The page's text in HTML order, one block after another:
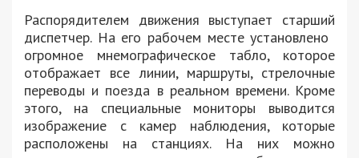
Распорядителем движения выступает старший
диспетчер. На его рабочем месте установлено ​​
огромное мнемографическое табло, которое
отображает все линии, маршруты, стрелочные
переводы и поезда в реальном времени. Кроме
этого, на специальные мониторы выводится
изображение с камер наблюдения, которые
расположены на станциях. На них можно